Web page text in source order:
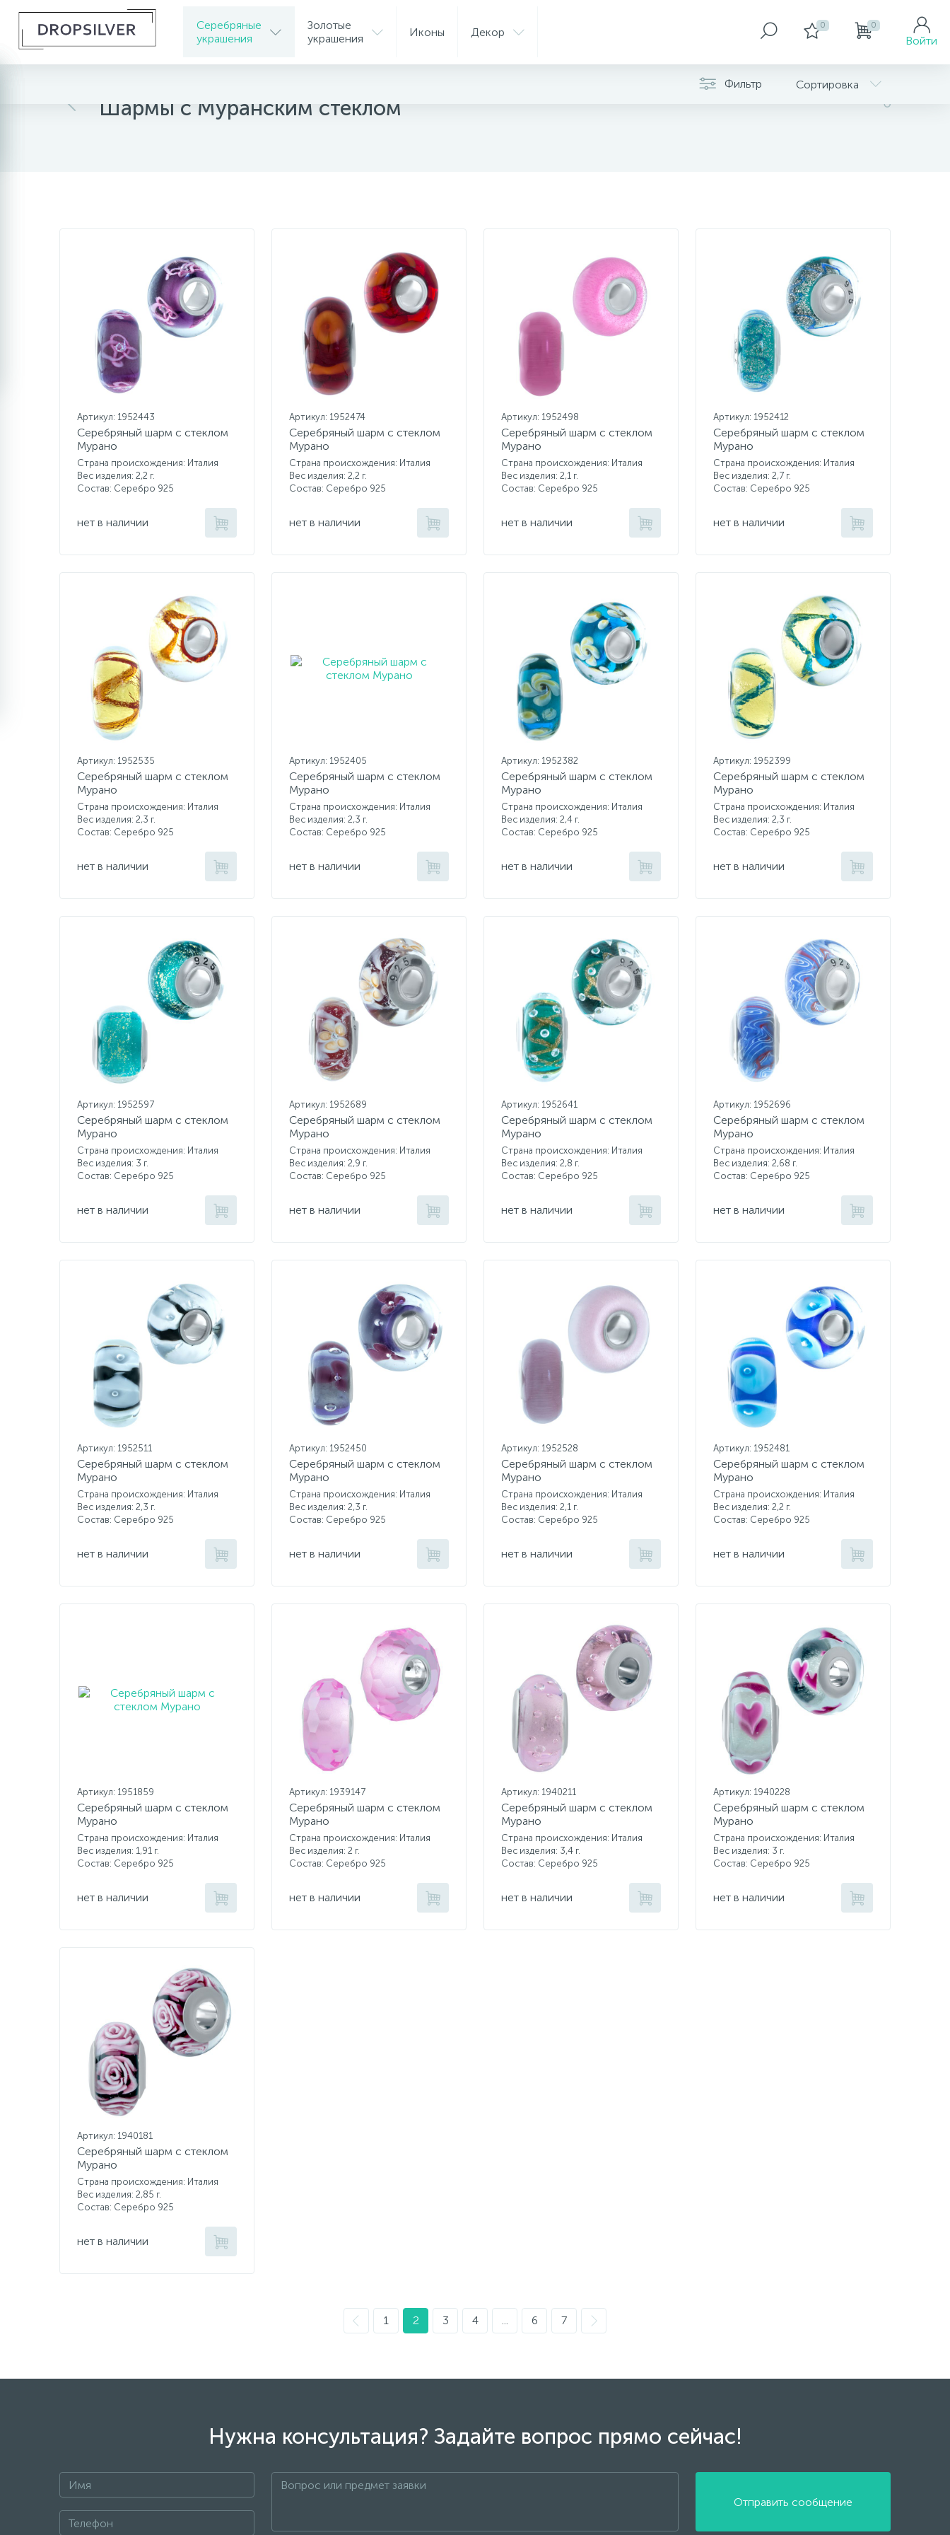
Серебряные
украшения
Золотые
украшения
Иконы Декор 0 0
Войти
Шармы с Муранским стеклом
Фильтр Сортировка
Артикул: 1952443
Серебряный шарм с стеклом
Мурано
Страна происхождения: Италия
Вес изделия: 2,2 г.
Состав: Серебро 925
нет в наличии
Артикул: 1952474
Серебряный шарм с стеклом
Мурано
Страна происхождения: Италия
Вес изделия: 2,2 г.
Состав: Серебро 925
нет в наличии
Артикул: 1952498
Серебряный шарм с стеклом
Мурано
Страна происхождения: Италия
Вес изделия: 2,1 г.
Состав: Серебро 925
нет в наличии
Артикул: 1952412
Серебряный шарм с стеклом
Мурано
Страна происхождения: Италия
Вес изделия: 2,7 г.
Состав: Серебро 925
нет в наличии
Артикул: 1952535
Серебряный шарм с стеклом
Мурано
Страна происхождения: Италия
Вес изделия: 2,3 г.
Состав: Серебро 925
нет в наличии
Артикул: 1952405
Серебряный шарм с стеклом
Мурано
Страна происхождения: Италия
Вес изделия: 2,3 г.
Состав: Серебро 925
нет в наличии
Артикул: 1952382
Серебряный шарм с стеклом
Мурано
Страна происхождения: Италия
Вес изделия: 2,4 г.
Состав: Серебро 925
нет в наличии
Артикул: 1952399
Серебряный шарм с стеклом
Мурано
Страна происхождения: Италия
Вес изделия: 2,3 г.
Состав: Серебро 925
нет в наличии
Артикул: 1952597
Серебряный шарм с стеклом
Мурано
Страна происхождения: Италия
Вес изделия: 3 г.
Состав: Серебро 925
нет в наличии
Артикул: 1952689
Серебряный шарм с стеклом
Мурано
Страна происхождения: Италия
Вес изделия: 2,9 г.
Состав: Серебро 925
нет в наличии
Артикул: 1952641
Серебряный шарм с стеклом
Мурано
Страна происхождения: Италия
Вес изделия: 2,8 г.
Состав: Серебро 925
нет в наличии
Артикул: 1952696
Серебряный шарм с стеклом
Мурано
Страна происхождения: Италия
Вес изделия: 2,68 г.
Состав: Серебро 925
нет в наличии
Артикул: 1952511
Серебряный шарм с стеклом
Мурано
Страна происхождения: Италия
Вес изделия: 2,3 г.
Состав: Серебро 925
нет в наличии
Артикул: 1952450
Серебряный шарм с стеклом
Мурано
Страна происхождения: Италия
Вес изделия: 2,3 г.
Состав: Серебро 925
нет в наличии
Артикул: 1952528
Серебряный шарм с стеклом
Мурано
Страна происхождения: Италия
Вес изделия: 2,1 г.
Состав: Серебро 925
нет в наличии
Артикул: 1952481
Серебряный шарм с стеклом
Мурано
Страна происхождения: Италия
Вес изделия: 2,2 г.
Состав: Серебро 925
нет в наличии
Артикул: 1951859
Серебряный шарм с стеклом
Мурано
Страна происхождения: Италия
Вес изделия: 1,91 г.
Состав: Серебро 925
нет в наличии
Артикул: 1939147
Серебряный шарм с стеклом
Мурано
Страна происхождения: Италия
Вес изделия: 2 г.
Состав: Серебро 925
нет в наличии
Артикул: 1940211
Серебряный шарм с стеклом
Мурано
Страна происхождения: Италия
Вес изделия: 3,4 г.
Состав: Серебро 925
нет в наличии
Артикул: 1940228
Серебряный шарм с стеклом
Мурано
Страна происхождения: Италия
Вес изделия: 3 г.
Состав: Серебро 925
нет в наличии
Артикул: 1940181
Серебряный шарм с стеклом
Мурано
Страна происхождения: Италия
Вес изделия: 2,85 г.
Состав: Серебро 925
нет в наличии
1 2 3 4 ... 6 7
Нужна консультация? Задайте вопрос прямо сейчас!
Отправить сообщение